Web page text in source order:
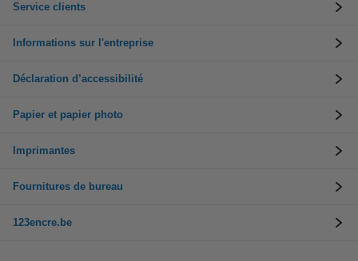
Service clients
Informations sur l'entreprise
Déclaration d’accessibilité
Papier et papier photo
Imprimantes
Fournitures de bureau
123encre.be